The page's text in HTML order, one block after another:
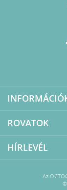
ROVATOK
HÍRLEVÉL
Az
©